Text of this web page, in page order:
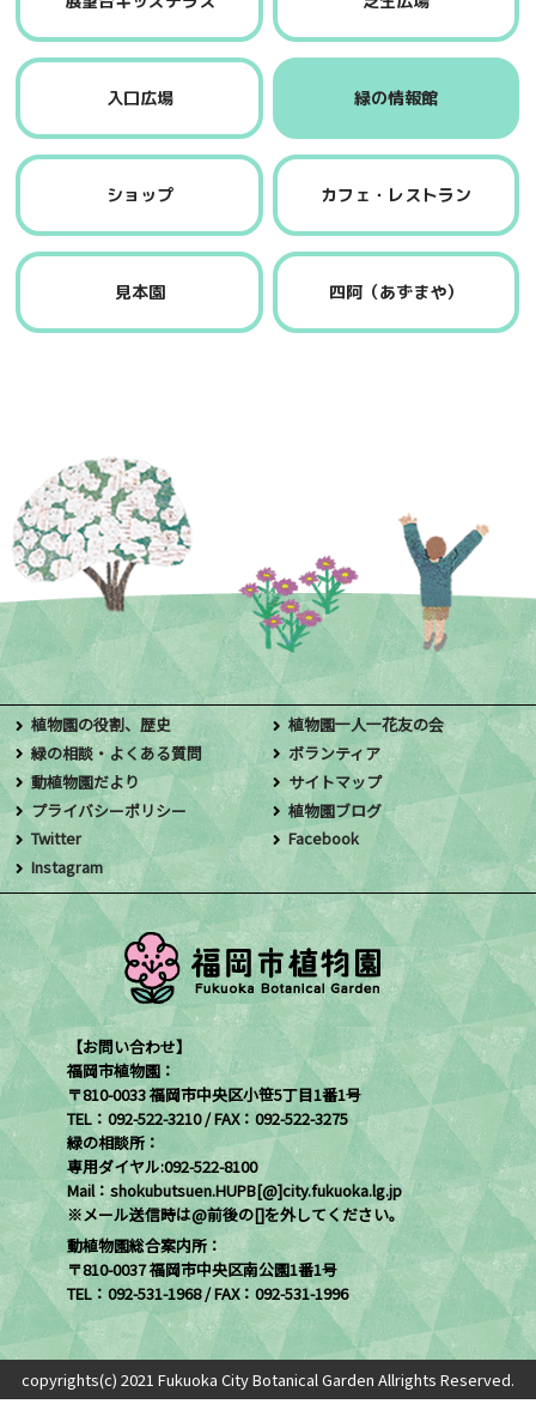
入口広場 緑の情報館
ショップ カフェ・レストラン
見本園 四阿（あずまや）
植物園の役割、歴史
植物園一人一花友の会
緑の相談・よくある質問
ボランティア
動植物園だより
サイトマップ
プライバシーポリシー
植物園ブログ
Twitter
Facebook
Instagram
【お問い合わせ】
福岡市植物園：
〒810-0033 福岡市中央区小笹5丁目1番1号
TEL：092-522-3210 / FAX：092-522-3275
緑の相談所：
専用ダイヤル:092-522-8100
Mail：shokubutsuen.HUPB[@]city.fukuoka.lg.jp
※メール送信時は@前後の[]を外してください。
動植物園総合案内所：
〒810-0037 福岡市中央区南公園1番1号
TEL：092-531-1968 / FAX：092-531-1996
copyrights(c) 2021 Fukuoka City Botanical Garden Allrights Reserved.